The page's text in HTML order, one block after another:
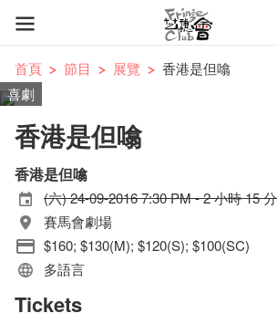
首頁 節目 展覽
香港是但噏
喜劇
香港是但噏
香港是但噏
(六) 24-09-2016 7:30 PM - 2 小時 15 分
賽馬會劇場
$160; $130(M); $120(S); $100(SC)
多語言
Tickets